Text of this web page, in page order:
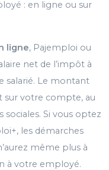
: en ligne ou sur
ligne, Pajemploi ou
net de l’impôt à
salarié. Le montant
sur votre compte, au
Si vous optez
les démarches
même plus à
à votre employé.